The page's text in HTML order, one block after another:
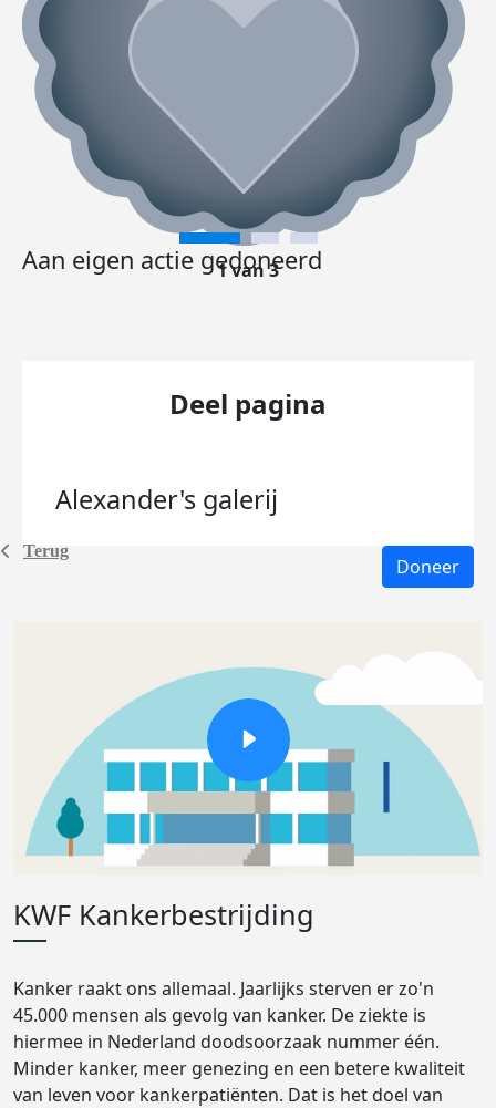
Terug
Aan eigen actie gedoneerd
1 van 3
Deel pagina
Alexander's galerij
Doneer
KWF Kankerbestrijding
Kanker raakt ons allemaal. Jaarlijks sterven er zo'n
45.000 mensen als gevolg van kanker. De ziekte is
hiermee in Nederland doodsoorzaak nummer één.
Minder kanker, meer genezing en een betere kwaliteit
van leven voor kankerpatiënten. Dat is het doel van